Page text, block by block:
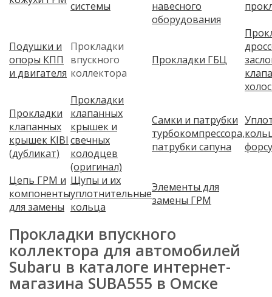
системы
навесного
оборудования
Подушки и
опоры КПП
и двигателя
Прокладки
впускного
коллектора
Прокладки ГБЦ
Прокладки
клапанных
крышек KIBI
(дубликат)
Прокладки
клапанных
крышек и
свечных
колодцев
(оригинал)
Самки и патрубки
турбокомпрессора,
патрубки сапуна
Цепь ГРМ и
компоненты
для замены
Щупы и их
уплотнительные
кольца
Элементы для
замены ГРМ
Прокладки впускного
коллектора для автомобилей
Subaru в каталоге интернет-
магазина SUBA555 в Омске